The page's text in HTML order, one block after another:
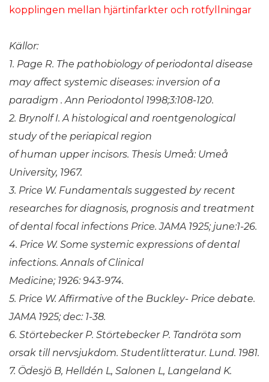
kopplingen mellan hjärtinfarkter och rotfyllningar
Källor:
1. Page R. The pathobiology of periodontaldisease
may affect systemic diseases: inversion of a
paradigm . Ann Periodontol 1998;3:108-120.
2. Brynolf I. A histological and roentgenological
study of the periapical region
of human upper incisors. Thesis Umeå: Umeå
University, 1967.
3. Price W. Fundamentals suggested by recent
researches for diagnosis, prognosis and treatment
of dental focal infections Price.JAMA 1925; june:1-26.
4. Price W. Some systemic expressions of dental
infections. Annals of Clinical
Medicine; 1926: 943-974.
5. Price W. Affirmative of the Buckley- Price debate.
JAMA 1925; dec: 1-38.
6. Störtebecker P. Störtebecker P. Tandröta som
orsak till nervsjukdom. Studentlitteratur. Lund. 1981.
7. Ödesjö B, Helldén L, Salonen L, Langeland K.